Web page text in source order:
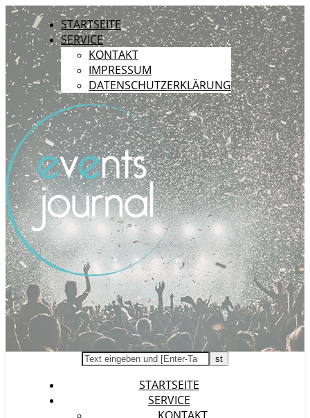
STARTSEITE
SERVICE
KONTAKT
IMPRESSUM
DATENSCHUTZERKLÄRUNG
STARTSEITE
SERVICE